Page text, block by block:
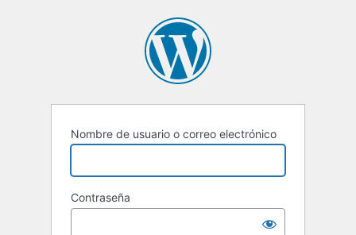
Nombre de usuario o correo electrónico
Contraseña